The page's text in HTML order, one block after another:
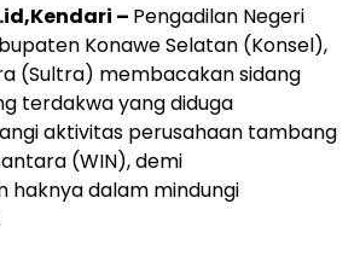
– Pengadilan Negeri
Konawe Selatan (Konsel),
(Sultra) membacakan sidang
terdakwa yang diduga
aktivitas perusahaan tambang
(WIN), demi
haknya dalam mindungi